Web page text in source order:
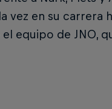
vez en su carrera
equipo de JNO,